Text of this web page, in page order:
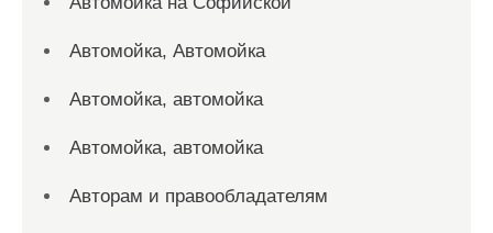
Автомойка, Автомойка
Автомойка, автомойка
Автомойка, автомойка
Авторам и правообладателям